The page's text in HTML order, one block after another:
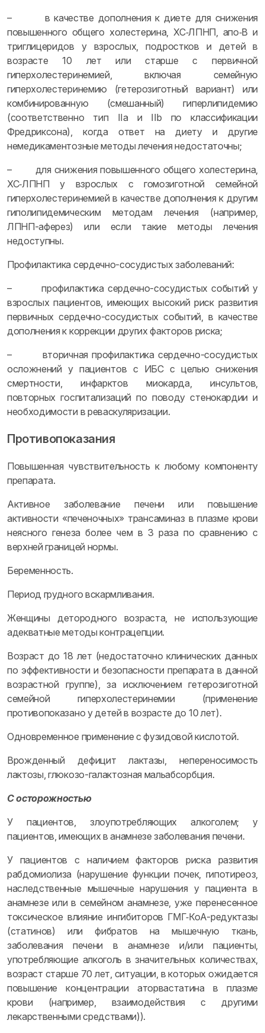
– в качестве дополнения к диете для снижения
повышенного общего холестерина, ХС‑ЛПНП, апо‑B и
триглицеридов у взрослых, подростков и детей в
возрасте 10 лет или старше с первичной
гиперхолестеринемией, включая семейную
гиперхолестеринемию (гетерозиготный вариант) или
комбинированную (смешанный) гиперлипидемию
(соответственно тип IIa и IIb по классификации
Фредриксона), когда ответ на диету и другие
немедикаментозные методы лечения недостаточны;
– для снижения повышенного общего холестерина,
ХС‑ЛПНП у взрослых с гомозиготной семейной
гиперхолестеринемией в качестве дополнения к другим
гиполипидемическим методам лечения (например,
ЛПНП-аферез) или если такие методы лечения
недоступны.
Профилактика сердечно-сосудистых заболеваний:
– профилактика сердечно-сосудистых событий у
взрослых пациентов, имеющих высокий риск развития
первичных сердечно-сосудистых событий, в качестве
дополнения к коррекции других факторов риска;
– вторичная профилактика сердечно-сосудистых
осложнений у пациентов с ИБС с целью снижения
смертности, инфарктов миокарда, инсультов,
повторных госпитализаций по поводу стенокардии и
необходимости в реваскуляризации.
Противопоказания
Повышенная чувствительность к любому компоненту
препарата.
Активное заболевание печени или повышение
активности «печеночных» трансаминаз в плазме крови
неясного генеза более чем в 3 раза по сравнению с
верхней границей нормы.
Беременность.
Период грудного вскармливания.
Женщины детородного возраста, не использующие
адекватные методы контрацепции.
Возраст до 18 лет (недостаточно клинических данных
по эффективности и безопасности препарата в данной
возрастной группе), за исключением гетерозиготной
семейной гиперхолестеринемии (применение
противопоказано у детей в возрасте до 10 лет).
Одновременное применение с фузидовой кислотой.
Врожденный дефицит лактазы, непереносимость
лактозы, глюкозо-галактозная мальабсорбция.
С осторожностью
У пациентов, злоупотребляющих алкоголем; у
пациентов, имеющих в анамнезе заболевания печени.
У пациентов с наличием факторов риска развития
рабдомиолиза (нарушение функции почек, гипотиреоз,
наследственные мышечные нарушения у пациента в
анамнезе или в семейном анамнезе, уже перенесенное
токсическое влияние ингибиторов ГМГ‑КоА-редуктазы
(статинов) или фибратов на мышечную ткань,
заболевания печени в анамнезе и/или пациенты,
употребляющие алкоголь в значительных количествах,
возраст старше 70 лет, ситуации, в которых ожидается
повышение концентрации аторвастатина в плазме
крови (например, взаимодействия с другими
лекарственными средствами)).